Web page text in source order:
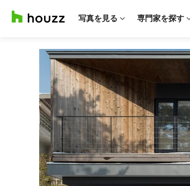
写真を見る 専門家を探す